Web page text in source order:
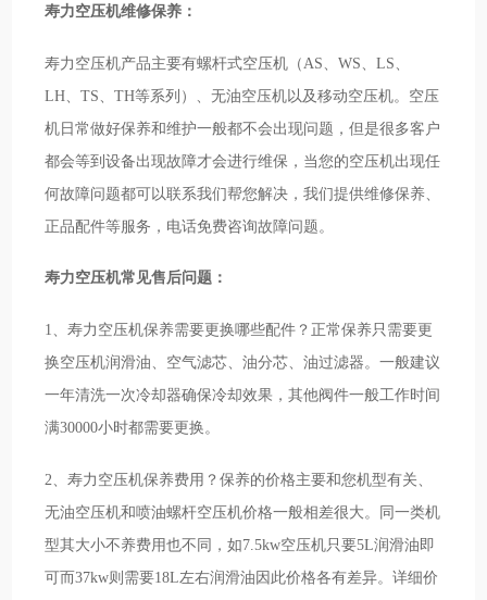
寿力空压机维修保养：
寿力空压机产品主要有螺杆式空压机（AS、WS、LS、
LH、TS、TH等系列）、无油空压机以及移动空压机。空压
机日常做好保养和维护一般都不会出现问题，但是很多客户
都会等到设备出现故障才会进行维保，当您的空压机出现任
何故障问题都可以联系我们帮您解决，我们提供维修保养、
正品配件等服务，电话免费咨询故障问题。
寿力空压机常见售后问题：
1、寿力空压机保养需要更换哪些配件？正常保养只需要更
换空压机润滑油、空气滤芯、油分芯、油过滤器。一般建议
一年清洗一次冷却器确保冷却效果，其他阀件一般工作时间
满30000小时都需要更换。
2、寿力空压机保养费用？保养的价格主要和您机型有关、
无油空压机和喷油螺杆空压机价格一般相差很大。同一类机
型其大小不养费用也不同，如7.5kw空压机只要5L润滑油即
可而37kw则需要18L左右润滑油因此价格各有差异。详细价